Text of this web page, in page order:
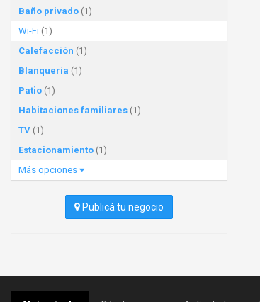
Baño privado (1)
Wi-Fi (1)
Calefacción (1)
Blanquería (1)
Patio (1)
Habitaciones familiares (1)
TV (1)
Estacionamiento (1)
Más opciones
Publicá tu negocio